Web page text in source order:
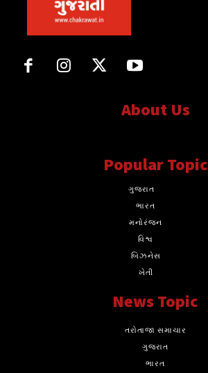
About Us
Popular Topic
ગુજરાત
ભારત
મનોરંજન
વિશ્વ
બિઝનેસ
ખેતી
News Topic
તરોતાજા સમાચાર
ગુજરાત
ભારત